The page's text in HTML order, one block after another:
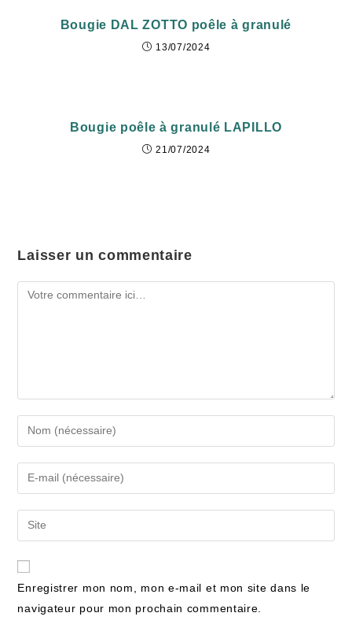
Bougie DAL ZOTTO poêle à granulé
13/07/2024
Bougie poêle à granulé LAPILLO
21/07/2024
Laisser un commentaire
Enregistrer mon nom, mon e-mail et mon site dans le
navigateur pour mon prochain commentaire.